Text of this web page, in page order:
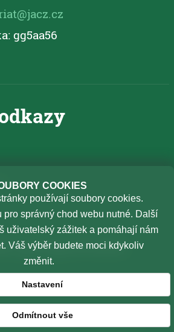
gg5aa56
protiprávního
systém
2024 Justiční akademie -
COOKIES
používají soubory cookies.
pro správný chod webu nutné. Další
uživatelský zážitek a pomáhají nám
Váš výběr budete moci kdykoliv
změnit.
Nastavení
Odmítnout vše